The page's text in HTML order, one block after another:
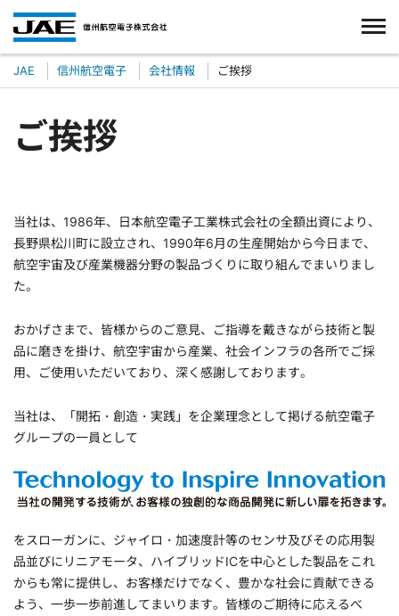
JAE 信州航空電子 会社情報 ご挨拶
ご挨拶
当社は、1986年、日本航空電子工業株式会社の全額出資により、
長野県松川町に設立され、1990年6月の生産開始から今日まで、
航空宇宙及び産業機器分野の製品づくりに取り組んでまいりまし
た。
おかげさまで、皆様からのご意見、ご指導を戴きながら技術と製
品に磨きを掛け、航空宇宙から産業、社会インフラの各所でご採
用、ご使用いただいており、深く感謝しております。
当社は、「開拓・創造・実践」を企業理念として掲げる航空電子
グループの一員として
をスローガンに、ジャイロ・加速度計等のセンサ及びその応用製
品並びにリニアモータ、ハイブリッドICを中心とした製品をこれ
からも常に提供し、お客様だけでなく、豊かな社会に貢献できる
よう、一歩一歩前進してまいります。皆様のご期待に応えるべ